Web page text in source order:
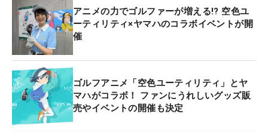
アニメの力でゴルファーが増える!? 空色ユ
ーティリティ×ヤマハのコラボイベントが開
催
ゴルフアニメ「空色ユーティリティ」とヤ
マハがコラボ！ ファンにうれしいグッズ販
売やイベントの開催も決定